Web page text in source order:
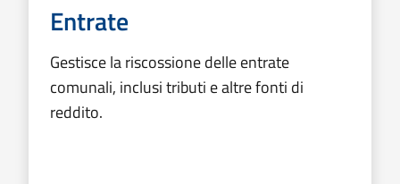
Entrate
Gestisce la riscossione delle entrate
comunali, inclusi tributi e altre fonti di
reddito.